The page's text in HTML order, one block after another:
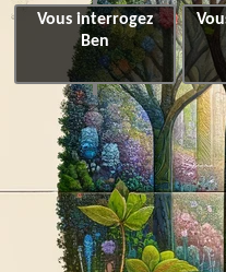
Vous interrogez
Ben